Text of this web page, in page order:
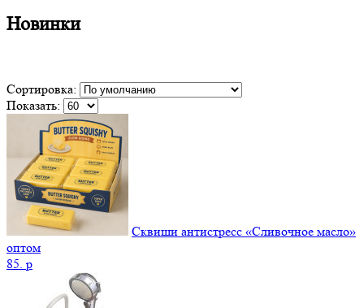
Новинки
Сортировка:
Показать:
Сквиши антистресс «Сливочное масло»
оптом
85. p